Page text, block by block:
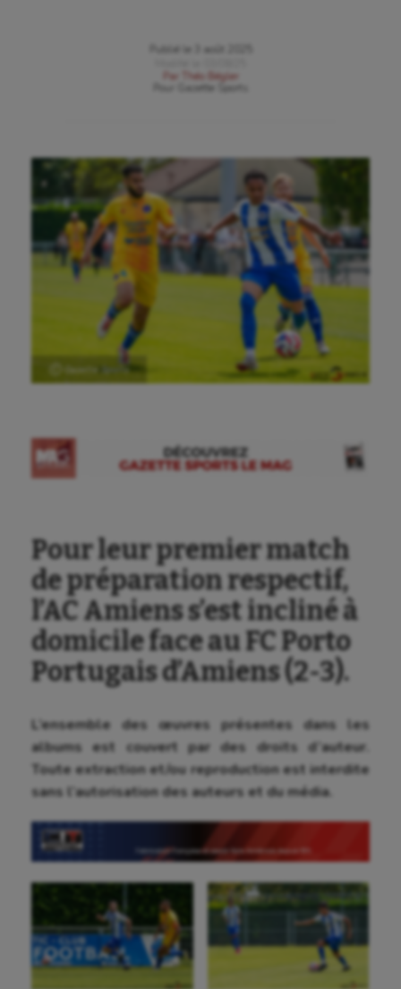
Publié le
3 août 2025
Par
Théo Bégler
Gazette Sports
Ⓒ Gazette Sports
Pour leur premier match
de préparation respectif,
l’AC Amiens s’est incliné à
domicile face au FC Porto
Portugais d’Amiens (2-3).
L’ensemble des œuvres présentes dans les
albums est couvert par des droits d’auteur.
Toute extraction et/ou reproduction est interdite
sans l’autorisation des auteurs et du média.